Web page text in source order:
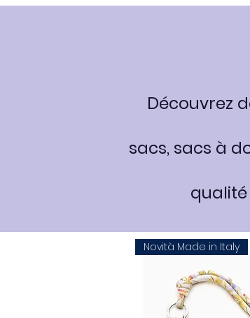
Découvrez
sacs, sacs à
Novità Made in Italy